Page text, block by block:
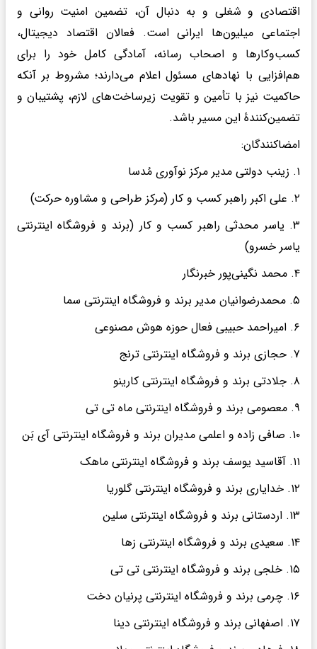
اقتصادی و شغلی و به دنبال آن، تضمین امنیت روانی و
اجتماعی میلیون‌ها ایرانی است. فعالان اقتصاد دیجیتال،
کسب‌وکارها و اصحاب رسانه، آمادگی کامل خود را برای
هم‌افزایی با نهادهای مسئول اعلام می‌دارند؛ مشروط بر آنکه
حاکمیت نیز با تأمین و تقویت زیرساخت‌های لازم، پشتیبان و
تضمین‌کنندهٔ این مسیر باشد.
امضاکنندگان:
۱. زینب دولتی مدیر مرکز نوآوری مُدسا
۲. علی اکبر راهبر کسب و کار (مرکز طراحی و مشاوره حرکت)
۳. یاسر محدثی راهبر کسب و کار (برند و فروشگاه اینترنتی
یاسر خسرو)
۴. محمد نگینی‌پور خبرنگار
۵. محمدرضوانیان مدیر برند و فروشگاه اینترنتی سما
۶. امیراحمد حبیبی فعال حوزه هوش مصنوعی
۷. حجازی برند و فروشگاه اینترنتی ترنج
۸. جلادتی برند و فروشگاه اینترنتی کارینو
۹. معصومی برند و فروشگاه اینترنتی ماه تی تی
۱۰. صافی زاده و اعلمی مدیران برند و فروشگاه اینترنتی آی بَن
۱۱. آقاسید یوسف برند و فروشگاه اینترنتی ماهک
۱۲. خدایاری برند و فروشگاه اینترنتی گلوریا
۱۳. اردستانی برند و فروشگاه اینترنتی سلین
۱۴. سعیدی برند و فروشگاه اینترنتی زها
۱۵. خلجی برند و فروشگاه اینترنتی تی تی
۱۶. چرمی برند و فروشگاه اینترنتی پرنیان دخت
۱۷. اصفهانی برند و فروشگاه اینترنتی دینا